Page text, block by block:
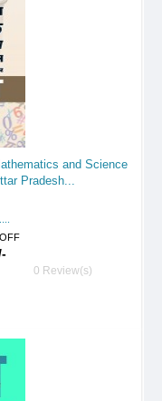
and Science
Pradesh...
0 Review(s)